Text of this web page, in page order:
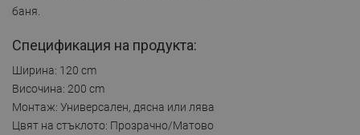
баня.
Спецификация на продукта:
Ширина: 120 cm
Височина: 200 cm
Монтаж: Универсален, дясна или лява
Цвят на стъклото: Прозрачно/Матово